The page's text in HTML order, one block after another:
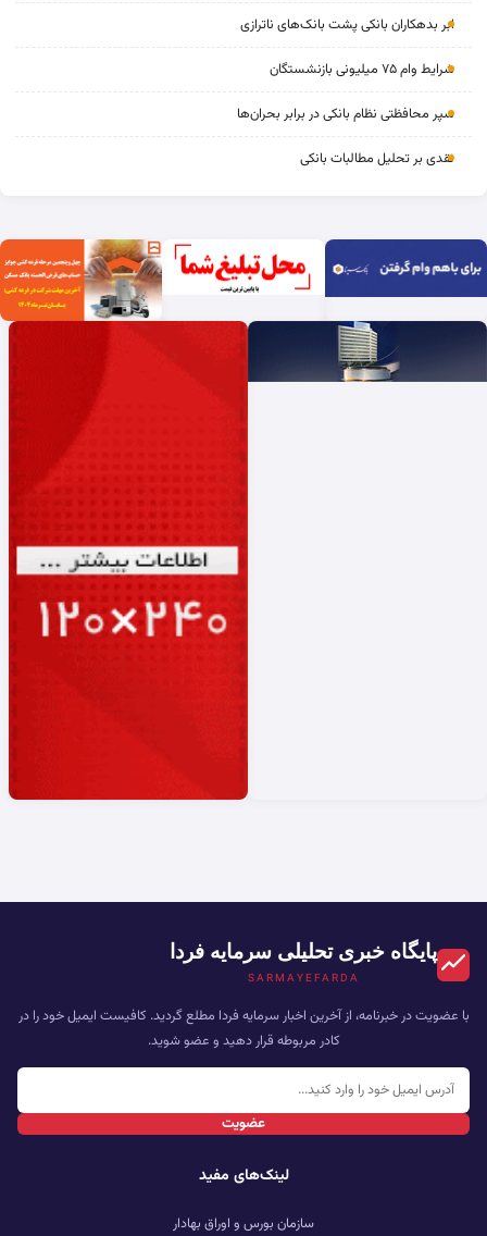
ابر بدهکاران بانکی پشت بانک‌های ناترازی
شرایط وام ۷۵ میلیونی بازنشستگان
سپر محافظتی نظام بانکی در برابر بحران‌ها
نقدی بر تحلیل مطالبات بانکی
پایگاه خبری تحلیلی سرمایه فردا
SARMAYEFARDA
با عضویت در خبرنامه، از آخرین اخبار سرمایه فردا مطلع گردید. کافیست ایمیل خود را در
کادر مربوطه قرار دهید و عضو شوید.
عضویت
لینک‌های مفید
سازمان بورس و اوراق بهادار